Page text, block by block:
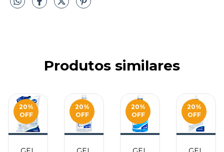
Produtos similares
20%
OFF
20%
OFF
20%
OFF
20%
OFF